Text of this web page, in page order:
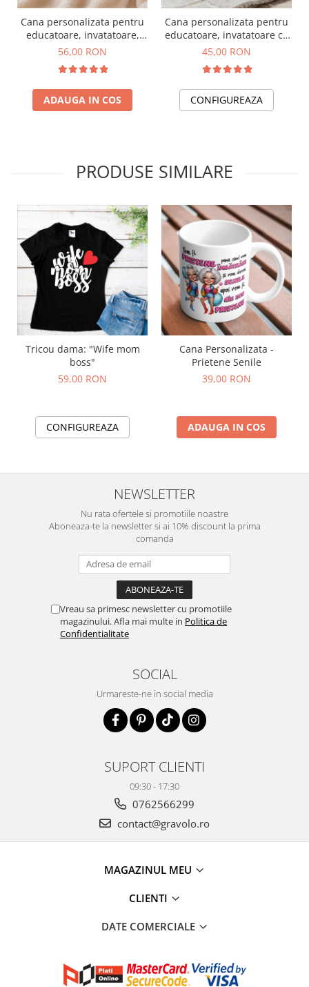
Cana personalizata pentru
educatoare, invatatoare,
profesoara cu toarta aurie
uriasa poate modela minti
de copii
56,00 RON
ADAUGA IN COS
Cana personalizata pentru
educatoare, invatatoare cu
mesajul "omuletii mei
Sabina"
45,00 RON
CONFIGUREAZA
PRODUSE SIMILARE
Tricou dama: "Wife mom
boss"
59,00 RON
CONFIGUREAZA
Cana Personalizata -
Prietene Senile
39,00 RON
ADAUGA IN COS
NEWSLETTER
Nu rata ofertele si promotiile noastre
Aboneaza-te la newsletter si ai 10% discount la prima
comanda
Vreau sa primesc newsletter cu promotiile
magazinului. Afla mai multe in Politica de
Confidentialitate
SOCIAL
Urmareste-ne in social media
SUPORT CLIENTI
09:30 - 17:30
0762566299
contact@gravolo.ro
MAGAZINUL MEU
CLIENTI
DATE COMERCIALE